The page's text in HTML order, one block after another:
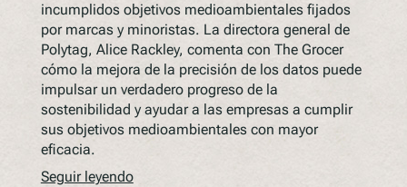
incumplidos objetivos medioambientales fijados
por marcas y minoristas. La directora general de
Polytag, Alice Rackley, comenta con The Grocer
cómo la mejora de la precisión de los datos puede
impulsar un verdadero progreso de la
sostenibilidad y ayudar a las empresas a cumplir
sus objetivos medioambientales con mayor
eficacia.
Seguir leyendo